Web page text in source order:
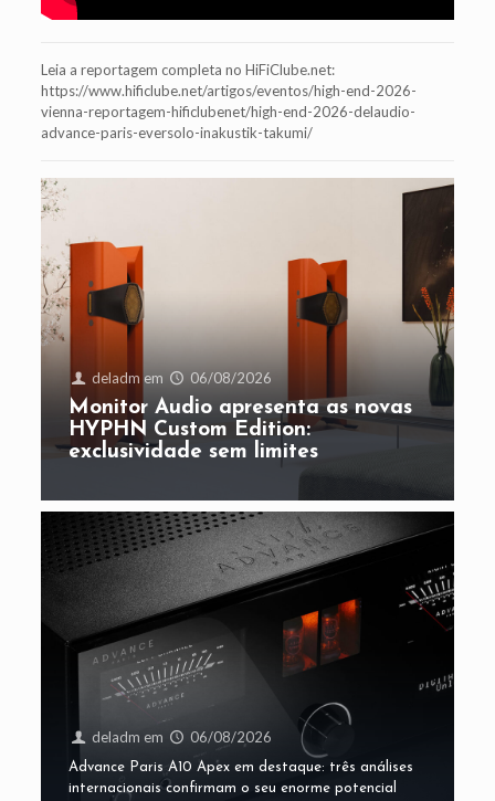
Leia a reportagem completa no HiFiClube.net:
https://www.hificlube.net/artigos/eventos/high-end-2026-
vienna-reportagem-hificlubenet/high-end-2026-delaudio-
advance-paris-eversolo-inakustik-takumi/
deladm em 06/08/2026
Monitor Audio apresenta as novas
HYPHN Custom Edition:
exclusividade sem limites
deladm em 06/08/2026
Advance Paris A10 Apex em destaque: três análises
internacionais confirmam o seu enorme potencial